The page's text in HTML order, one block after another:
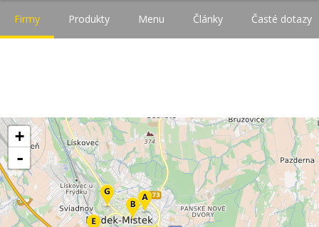
Firmy Produkty Menu Články Časté dotazy
+
-